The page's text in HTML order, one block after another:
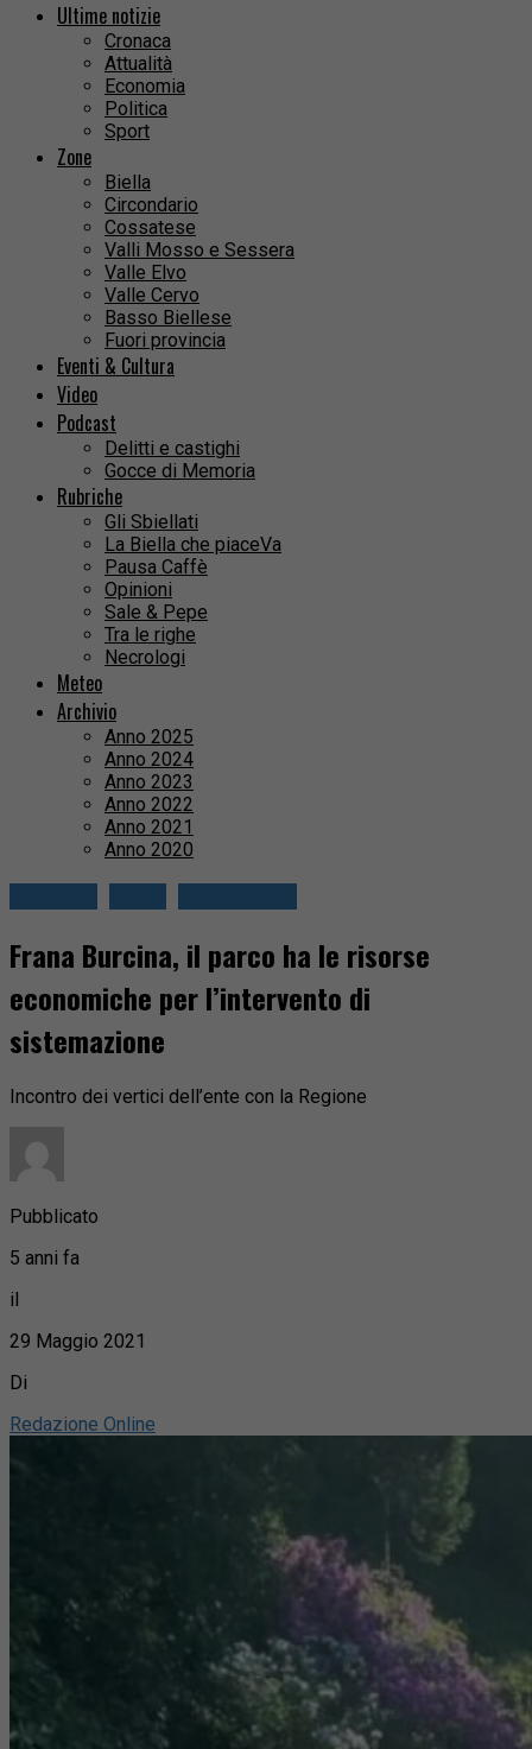
Ultime notizie
Cronaca
Attualità
Economia
Politica
Sport
Zone
Biella
Circondario
Cossatese
Valli Mosso e Sessera
Valle Elvo
Valle Cervo
Basso Biellese
Fuori provincia
Eventi & Cultura
Video
Podcast
Delitti e castighi
Gocce di Memoria
Rubriche
Gli Sbiellati
La Biella che piaceVa
Pausa Caffè
Opinioni
Sale & Pepe
Tra le righe
Necrologi
Meteo
Archivio
Anno 2025
Anno 2024
Anno 2023
Anno 2022
Anno 2021
Anno 2020
Frana Burcina, il parco ha le risorse
economiche per l’intervento di
sistemazione
Incontro dei vertici dell’ente con la Regione
Pubblicato
5 anni fa
il
29 Maggio 2021
Di
Redazione Online